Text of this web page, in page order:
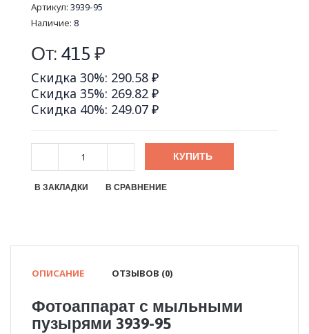
Артикул: 3939-95
Наличие: 8
От: 415 ₽
Скидка 30%: 290.58 ₽
Скидка 35%: 269.82 ₽
Скидка 40%: 249.07 ₽
КУПИТЬ
В ЗАКЛАДКИ В СРАВНЕНИЕ
ОПИСАНИЕ ОТЗЫВОВ (0)
Фотоаппарат с мыльными
пузырями 3939-95